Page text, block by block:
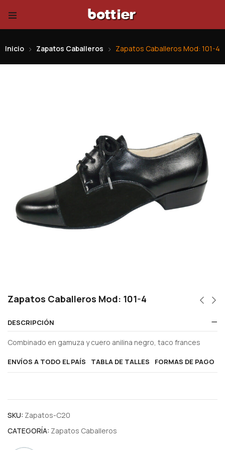
Inicio Zapatos Caballeros Zapatos Caballeros Mod: 101-4
Zapatos Caballeros Mod: 101-4
DESCRIPCIÓN
Combinado en gamuza y cuero anilina negro, taco frances
ENVÍOS A TODO EL PAÍS TABLA DE TALLES FORMAS DE PAGO
SKU: Zapatos-C20
CATEGORÍA: Zapatos Caballeros